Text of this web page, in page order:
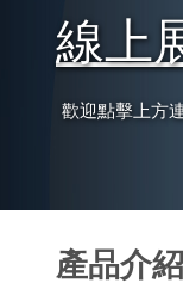
Ltd.
線上
歡迎點擊上方
產品介紹